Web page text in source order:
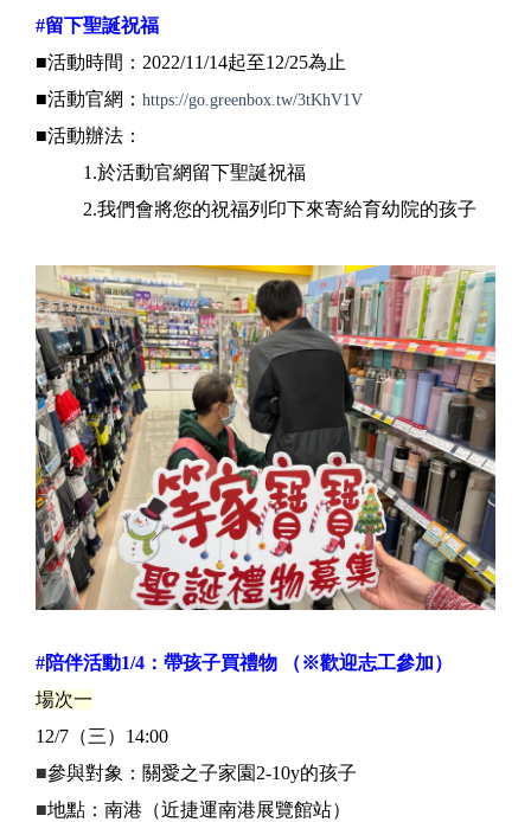
#留下聖誕祝福
■活動時間：2022/11/14起至12/25為止
■活動官網： https://go.greenbox.tw/3tKhV1V
■活動辦法：
1.於活動官網留下聖誕祝福
2.我們會將您的祝福列印下來寄給育幼院的孩子
#陪伴活動1/4：帶孩子買禮物 （※歡迎志工參加）
場次一
12/7（三）14:00
■參與對象：關愛之子家園2-10y的孩子
■地點：南港（近捷運南港展覽館站）